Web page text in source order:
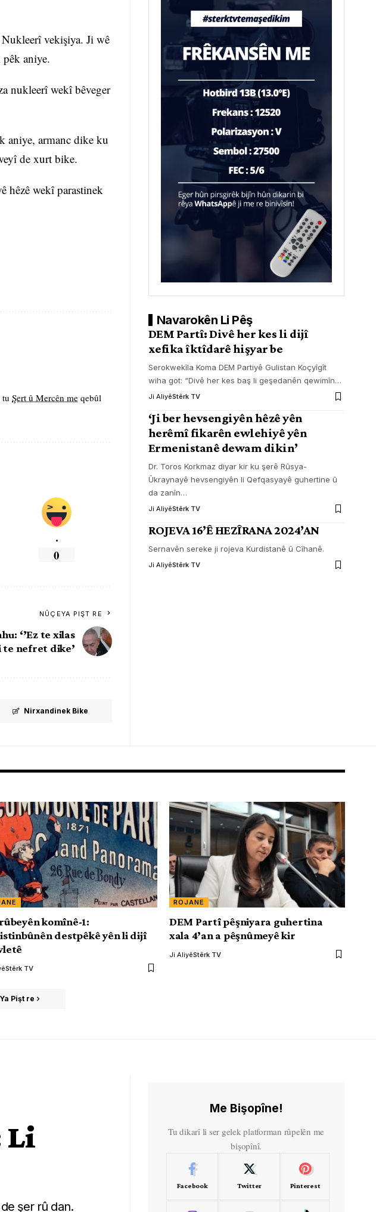
vekişiya. Ji wê
aniye.
nukleerî wekî bêveger
aniye, armanc dike ku
de xurt bike.
hêzê wekî parastinek
Şert û Mercên me qebûl
.
0
NÛÇEYA PIŞT RE
‘’Ez te xilas
te nefret dike’
Nirxandinek Bike
Navarokên Li Pêş
DEM Partî: Divê her kes li dijî
xefika îktîdarê hişyar be
Serokwekîla Koma DEM Partiyê Gulistan Koçyîgît
wiha got: “Divê her kes baş li geşedanên qewimîn…
Ji AliyêStêrk TV
‘Ji ber hevsengiyên hêzê yên
herêmî fikarên ewlehiyê yên
Ermenistanê dewam dikin’
Dr. Toros Korkmaz diyar kir ku şerê Rûsya-
Ûkraynayê hevsengiyên li Qefqasyayê guhertine û
da zanîn…
Ji AliyêStêrk TV
ROJEVA 16’Ê HEZÎRANA 2024’AN
Sernavên sereke ji rojeva Kurdistanê û Cîhanê.
Ji AliyêStêrk TV
komînê-1:
destpêkê yên li dijî
Stêrk TV
ROJANE
DEM Partî pêşniyara guhertina
xala 4’an a pêşnûmeyê kir
Ji AliyêStêrk TV
Ya Pişt re
Li
şer rû dan.
Me Bişopîne!
Tu dikarî li ser gelek platforman rûpelên me
bişopînî.
Facebook Twitter Pinterest